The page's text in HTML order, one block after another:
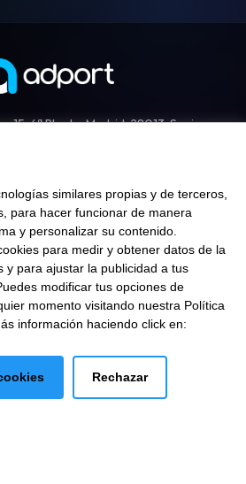
15, 6ª Planta. Madrid, 28013. Spain.
LOS DERECHOS RESERVADOS.
party cookies and similar
persistent, to make our platform work
its content. Likewise, we use cookies
from your browsing and to adjust
You can modify your consent
our Cookies Policy. To obtain
Cookie Policy
similares propias y de terceros,
para hacer funcionar de manera
y personalizar su contenido.
para medir y obtener datos de la
y para ajustar la publicidad a tus
modificar tus opciones de
momento visitando nuestra Política
información haciendo click en:
Rechazar